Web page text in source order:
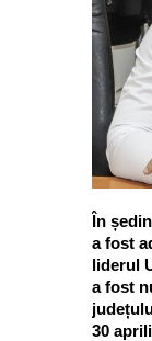
În
a fost
liderul
a fost
30